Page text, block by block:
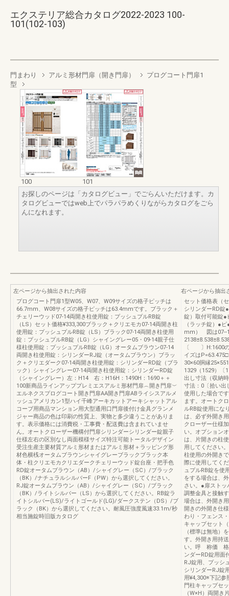
エクステリア総合カタログ2022-2023 100-
101(102-103)
門まわり アルミ形材門扉（開き門扉）
プログコート門扉1
型
100
101
お探しのページは「カタログビュー」でごらんいただけます。カ
タログビューではweb上でパラパラめくりながらカタログをごら
んになれます。
左ページから抽出された内容
プログコート門扉1型W05、W07、W09サイズの格子ピッチは
66.7mm、W08サイズの格子ピッチは63.4mmです。ブラック＋
チェリーウッド07-14両開き柱使用錠：プッシュプルRB錠
（LS）セット価格¥333,300ブラック＋クリエモカ07-14両開き柱
使用錠：プッシュプルRB錠（LS）ブラック07-14両開き柱使用
錠：プッシュプルRB錠（LG）シャイングレー05・09-14親子仕
様柱使用錠：プッシュプルRB錠（LG）オータムブラウン07-14
両開き柱使用錠：シリンダーRJ錠（オータムブラウン）ブラッ
ク＋クリエダーク07-14両開き柱使用錠：シリンダーRD錠（ブラ
ック）シャイングレー07-14両開き柱使用錠：シリンダーRD錠
（シャイングレー）左：H14 右：H16H：1490H：1690＋＋
100新商品ラインアッププレミエスアルミ形材門扉︵開き門扉︶
エルネクスプログコート開き門扉AA開き門扉ABライシスアルメ
ッシュアメリカン1型ハイ千峰アーキカットアーキシャットアル
コーブ用商品マンション用大型通用口門扉後付け金具グランメ
ジャー商品の色は印刷の性質上、実物と多少違うことがありま
す。表示価格には消費税・工事費・配送費は含まれていませ
ん。オートクローザー機構付門扉シリンダーシリンダー錠親子
仕様左右の区別なし両面模様サイズ特注可能トータルデザイン
受注生産主要材質アルミ形材またはアルミ形材＋ラッピング形
材色横桟オータムブラウンシャイグレーブラックブラック本
体・柱クリエモカクリエダークチェリーウッド錠台座・把手色
RD錠オータムブラウン（AB）/シャイグレー（SC）/ブラック
（BK）/ナチュラルシルバーF（PW）から選択してください。
RJ錠オータムブラウン（AB）/シャイグレー（SC）/ブラック
（BK）/ライトシルバー（LS）から選択してください。RB錠ラ
イトシルバー(LS)/ライトゴールド(LG)/ダークステン（DS）/ブ
ラック（BK）から選択してください。耐風圧強度風速33.1m/秒
相当施錠時旧版カタログ
右ページから抽出
セット価格表（
シリンダーRD錠
錠）取付可能錠●
（ラッチ錠）●
mm） 図は07--
〔 〕H:1600の
イズは
30×60胴縁
1329（1529）〔
出し寸法（収納
寸法：0〔拾い出
使用した場合で
ます。オートク
ルRB錠使用にな
は、必ず外開き
クローザー仕様
い。オプション
は、片開きの柱
用してください
柱使用の外開き
際に使用してく
ュプルRB錠を使
をする場合は、
さい。●扉ストッ
調整金具と接触
場合は、外開き
開きの外開き仕
わり・フェンス
キャップセット
（標準は無地）
す。外開き用持
い。呼 称価 格
ンダーRD錠用面
RJ錠用、プッシ
シリンダーRJ錠
用¥4,300※下記参
門柱キャップセ
（W×H）両開き